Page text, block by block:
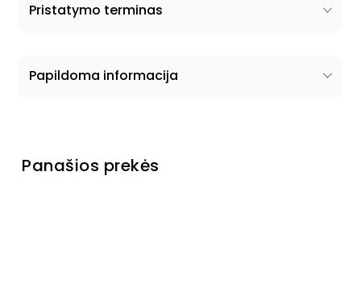
Pristatymo terminas
Papildoma informacija
Panašios prekės